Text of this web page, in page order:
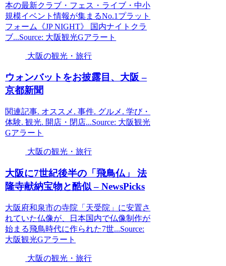
本の最新クラブ・フェス・ライブ・中小
規模イベント情報が集まるNo.1プラット
フォーム《JP NIGHT》 国内ナイトクラ
ブ...Source: 大阪観光Gアラート
大阪の観光・旅行
ウォンバットをお披露目、 大阪 –
京都新聞
関連記事. オススメ. 事件. グルメ. 学び・
体験. 観光. 開店・閉店...Source: 大阪観光
Gアラート
大阪の観光・旅行
大阪に7世紀後半の「飛鳥仏」 法
隆寺献納宝物と酷似 – NewsPicks
大阪府和泉市の寺院「天受院」に安置さ
れていた仏像が、日本国内で仏像制作が
始まる飛鳥時代に作られた7世...Source:
大阪観光Gアラート
大阪の観光・旅行